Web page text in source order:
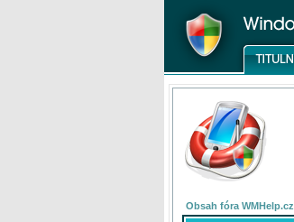
Obsah fóra WMHelp.cz